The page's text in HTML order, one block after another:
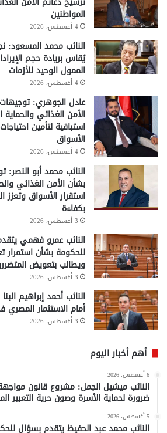
المواطنين
4 أغسطس، 2026
النائب محمد المسعود:
يُقاس بريادة حجم
الممول الوحيد للأزمات
4 أغسطس، 2026
عادل الجوهري:
الأمن الغذائي
استباقية لتأمين
الأسواق
4 أغسطس، 2026
النائب محمد أبو
بشأن الأمن الغذائي
استقرار الأسواق
بكفاءة
3 أغسطس، 2026
النائب عمرو فهمي
للحكومة بشأن
ويطالب بتعويض
3 أغسطس، 2026
النائب أحمد إبراهيم
أمام الاستثمار المصري
3 أغسطس، 2026
أهم أخبار اليوم
6 أغسطس، 2026
النائب ميشيل الجمل: مشروع قانون
ضرورة لحماية الأسرة وصون حرية التعبير
5 أغسطس، 2026
النائب محمد عبد الحفيظ يتقدم بسؤال